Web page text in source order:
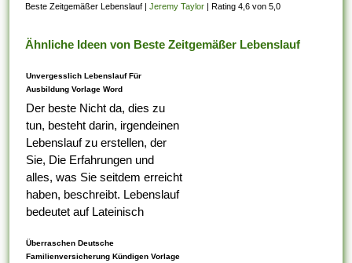
Beste Zeitgemäßer Lebenslauf |Jeremy Taylor |Rating 4,6 von 5,0
Ähnliche Ideen von Beste Zeitgemäßer Lebenslauf
Unvergesslich Lebenslauf Für
Ausbildung Vorlage Word
Der beste Nicht da, dies zu
tun, besteht darin, irgendeinen
Lebenslauf zu erstellen, der
Sie, Die Erfahrungen und
alles, was Sie seitdem erreicht
haben, beschreibt. Lebenslauf
bedeutet auf Lateinisch
Tabelle darauf ist,...
Überraschen Deutsche
Familienversicherung Kündigen Vorlage